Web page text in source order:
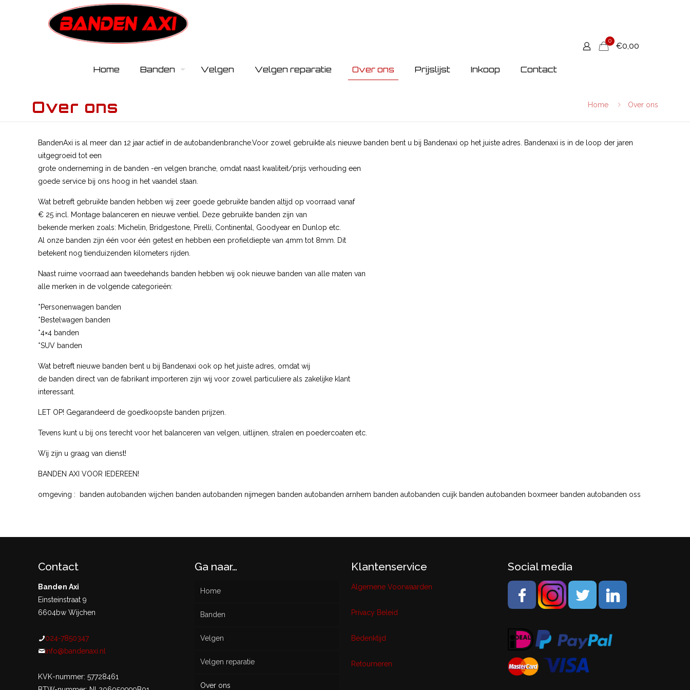
Home Banden Velgen Velgen reparatie Over ons Prijslijst Inkoop Contact
0
€0,00
Over ons Home Over ons
BandenAxi is al meer dan 12 jaar actief in de autobandenbranche.Voor zowel gebruikte als nieuwe banden bent u bij Bandenaxi op het juiste adres. Bandenaxi is in de loop der jaren
uitgegroeid tot een
grote onderneming in de banden -en velgen branche, omdat naast kwaliteit/prijs verhouding een
goede service bij ons hoog in het vaandel staan.
Wat betreft gebruikte banden hebben wij zeer goede gebruikte banden altijd op voorraad vanaf
€ 25 incl. Montage balanceren en nieuwe ventiel. Deze gebruikte banden zijn van
bekende merken zoals: Michelin, Bridgestone, Pirelli, Continental, Goodyear en Dunlop etc.
Al onze banden zijn één voor één getest en hebben een profieldiepte van 4mm tot 8mm. Dit
betekent nog tienduizenden kilometers rijden.
Naast ruime voorraad aan tweedehands banden hebben wij ook nieuwe banden van alle maten van
alle merken in de volgende categorieën:
*Personenwagen banden
*Bestelwagen banden
*4×4 banden
*SUV banden
Wat betreft nieuwe banden bent u bij Bandenaxi ook op het juiste adres, omdat wij
de banden direct van de fabrikant importeren zijn wij voor zowel particuliere als zakelijke klant
interessant.
LET OP! Gegarandeerd de goedkoopste banden prijzen.
Tevens kunt u bij ons terecht voor het balanceren van velgen, uitlijnen, stralen en poedercoaten etc.
Wij zijn u graag van dienst!
BANDEN AXI VOOR IEDEREEN!
omgeving : banden autobanden wijchen banden autobanden nijmegen banden autobanden arnhem banden autobanden cuijk banden autobanden boxmeer banden autobanden oss
Contact
Banden Axi
Einsteinstraat 9
6604bw Wijchen
024-7850347
info@bandenaxi.nl
KVK-nummer: 57728461
Ga naar…
Home
Banden
Nieuw
Gebruikt
Velgen
Velgen reparatie
Over ons
Klantenservice
Algemene Voorwaarden
Privacy Beleid
Bedenktijd
Retourneren
Social media